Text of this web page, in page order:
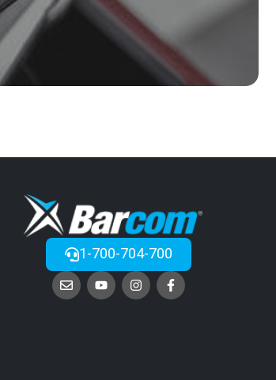
1-700-704-700